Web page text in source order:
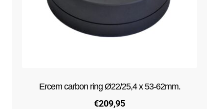
Ercem carbon ring Ø22/25,4 x 53-62mm.
€209,95